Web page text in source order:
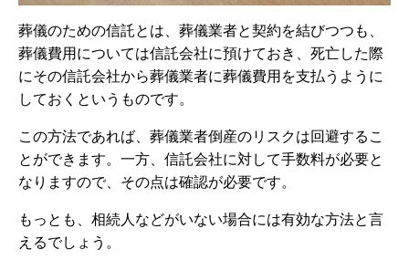
葬儀のための信託とは、葬儀業者と契約を結びつつも、
葬儀費用については信託会社に預けておき、死亡した際
にその信託会社から葬儀業者に葬儀費用を支払うように
しておくというものです。
この方法であれば、葬儀業者倒産のリスクは回避するこ
とができます。一方、信託会社に対して手数料が必要と
なりますので、その点は確認が必要です。
もっとも、相続人などがいない場合には有効な方法と言
えるでしょう。